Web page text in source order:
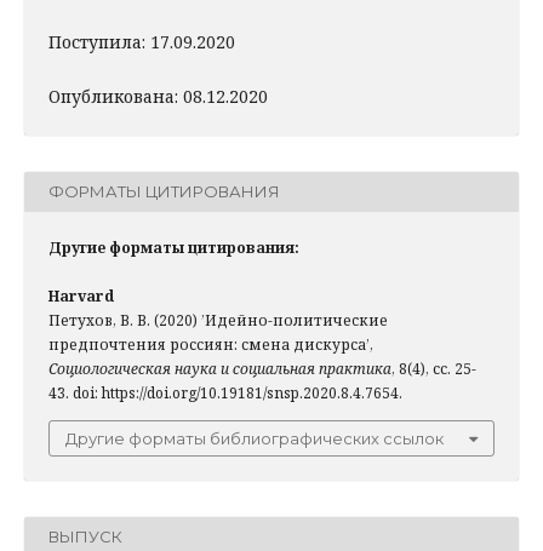
Поступила: 17.09.2020
Опубликована: 08.12.2020
ФОРМАТЫ ЦИТИРОВАНИЯ
Другие форматы цитирования:
Harvard
Петухов, В. В. (2020) ’Идейно-политичеcкие
предпочтения россиян: смена дискурса’,
Социологическая наука и социальная практика, 8(4), сс. 25-
43. doi: https://doi.org/10.19181/snsp.2020.8.4.7654.
Другие форматы библиографических ссылок
ВЫПУСК